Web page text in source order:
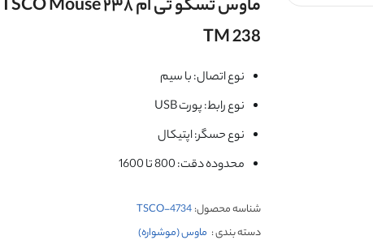
ماوس تسکو تی ام ۲۳۸ TSCO Mouse
TM 238
نوع اتصال: با سیم
نوع رابط: پورت USB
نوع حسگر: اپتیکال
محدوده دقت: 800 تا 1600
شناسه محصول: TSCO-4734
دسته بندی : ماوس (موشواره)